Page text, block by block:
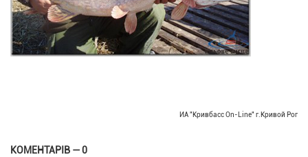
ИА "Кривбасс On-Line" г.Кривой Рог
КОМЕНТАРІВ — 0